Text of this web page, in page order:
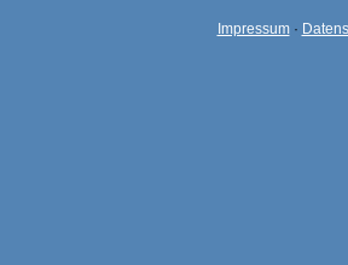
Impressum·